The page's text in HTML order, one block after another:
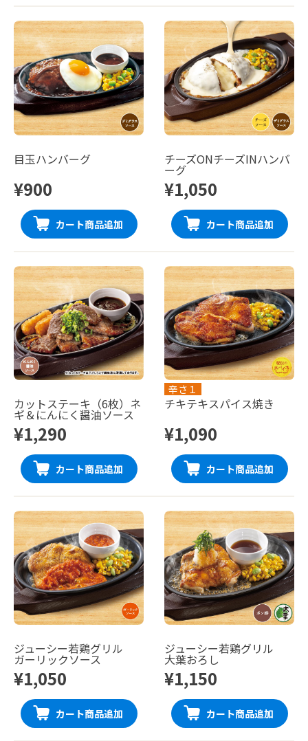
目玉ハンバーグ
¥900
カート商品追加
チーズONチーズINハンバ
ーグ
¥1,050
カート商品追加
カットステーキ（6枚）ネ
ギ＆にんにく醤油ソース
¥1,290
カート商品追加
辛さ１
チキテキスパイス焼き
¥1,090
カート商品追加
ジューシー若鶏グリル
ガーリックソース
¥1,050
カート商品追加
ジューシー若鶏グリル
大葉おろし
¥1,150
カート商品追加